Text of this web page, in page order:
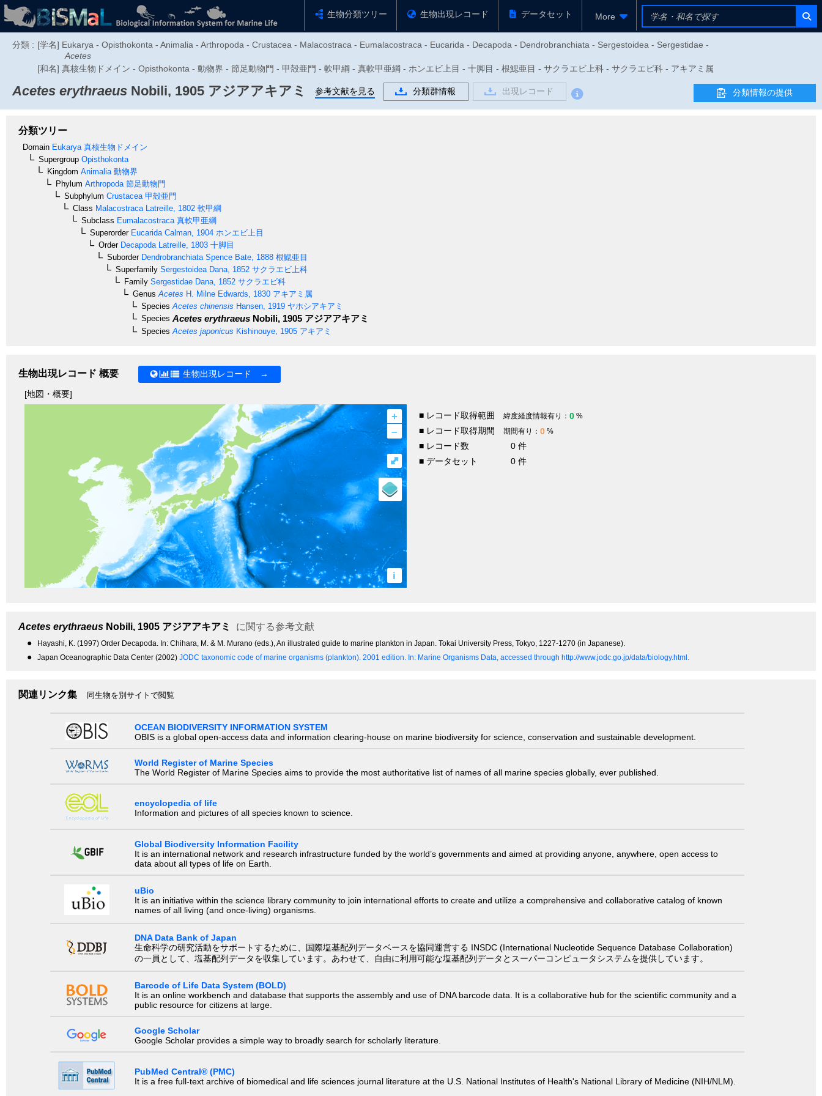
生物分類ツリー 生物出現レコード データセット More
分類 : [学名] Eukarya - Opisthokonta - Animalia - Arthropoda - Crustacea - Malacostraca - Eumalacostraca - Eucarida - Decapoda - Dendrobranchiata - Sergestoidea - Sergestidae -
Acetes
[和名] 真核生物ドメイン - Opisthokonta - 動物界 - 節足動物門 - 甲殻亜門 - 軟甲綱 - 真軟甲亜綱 - ホンエビ上目 - 十脚目 - 根鰓亜目 - サクラエビ上科 - サクラエビ科 - アキアミ属
Acetes erythraeus Nobili, 1905 アジアアキアミ 参考文献を見る 分類群情報 出現レコード 分類情報の提供
分類ツリー
Domain Eukarya 真核生物ドメイン
Supergroup Opisthokonta
Kingdom Animalia 動物界
Phylum Arthropoda 節足動物門
Subphylum Crustacea 甲殻亜門
Class Malacostraca Latreille, 1802 軟甲綱
Subclass Eumalacostraca 真軟甲亜綱
SuperorderEucarida Calman, 1904 ホンエビ上目
OrderDecapoda Latreille, 1803 十脚目
SuborderDendrobranchiata Spence Bate, 1888 根鰓亜目
Superfamily Sergestoidea Dana, 1852 サクラエビ上科
Family Sergestidae Dana, 1852 サクラエビ科
Genus Acetes H. Milne Edwards, 1830 アキアミ属
Species Acetes chinensis Hansen, 1919 ヤホシアキアミ
Species Acetes erythraeus Nobili, 1905 アジアアキアミ
Species Acetes japonicus Kishinouye, 1905 アキアミ
生物出現レコード 概要 生物出現レコード →
[地図・概要]
+
–
i
⤢
■ レコード取得範囲 緯度経度情報有り： 0 %
■ レコード取得期間 期間有り： 0 %
■ レコード数
0 件
■ データセット
0 件
Acetes erythraeus Nobili, 1905 アジアアキアミ に関する参考文献
● Hayashi, K. (1997) Order Decapoda. In: Chihara, M. & M. Murano (eds.), An illustrated guide to marine plankton in Japan. Tokai University Press, Tokyo, 1227-1270 (in Japanese).
● Japan Oceanographic Data Center (2002) JODC taxonomic code of marine organisms (plankton). 2001 edition. In: Marine Organisms Data, accessed through http://www.jodc.go.jp/data/biology.html.
関連リンク集 同生物を別サイトで閲覧
OCEAN BIODIVERSITY INFORMATION SYSTEM
OBIS is a global open-access data and information clearing-house on marine biodiversity for science, conservation and sustainable development.
World Register of Marine Species
The World Register of Marine Species aims to provide the most authoritative list of names of all marine species globally, ever published.
encyclopedia of life
Information and pictures of all species known to science.
Global Biodiversity Information Facility
It is an international network and research infrastructure funded by the world’s governments and aimed at providing anyone, anywhere, open access to
data about all types of life on Earth.
uBio
It is an initiative within the science library community to join international efforts to create and utilize a comprehensive and collaborative catalog of known
names of all living (and once-living) organisms.
DNA Data Bank of Japan
生命科学の研究活動をサポートするために、国際塩基配列データベースを協同運営する INSDC (International Nucleotide Sequence Database Collaboration)
の一員として、塩基配列データを収集しています。あわせて、自由に利用可能な塩基配列データとスーパーコンピュータシステムを提供しています。
Barcode of Life Data System (BOLD)
It is an online workbench and database that supports the assembly and use of DNA barcode data. It is a collaborative hub for the scientific community and a
public resource for citizens at large.
Google Scholar
Google Scholar provides a simple way to broadly search for scholarly literature.
PubMed Central® (PMC)
It is a free full-text archive of biomedical and life sciences journal literature at the U.S. National Institutes of Health's National Library of Medicine (NIH/NLM).